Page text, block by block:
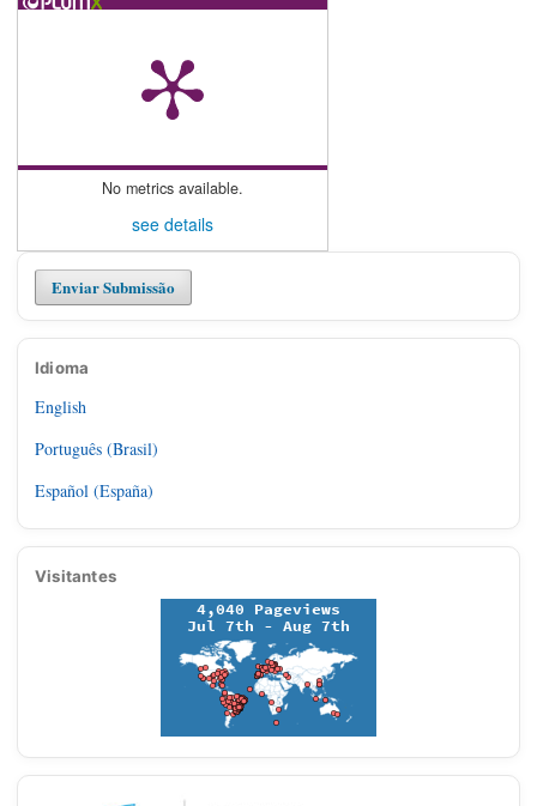
No metrics available.
see details
Enviar Submissão
Idioma
English
Português (Brasil)
Español (España)
Visitantes